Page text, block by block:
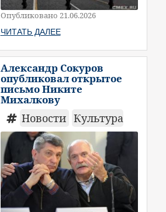
Опубликовано 21.06.2026
ЧИТАТЬ ДАЛЕЕ
Александр Сокуров
опубликовал открытое
письмо Никите
Михалкову
Новости Культура